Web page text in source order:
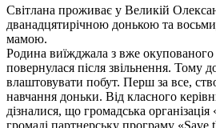
Світлана проживає у Великій
дванадцятирічною донькою та
мамою.
Родина виїжджала з вже окупованого
повернулася після звільнення. Тому
влаштовувати побут. Перш за все,
навчання доньки. Від класного
дізналися, що громадська
громаді партнерську програму «Save